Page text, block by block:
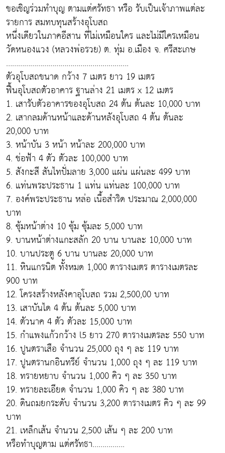
ขอเชิญร่วมทำบุญ ตามแต่ศรัทธา หรือ รับเป็นเจ้าภาพแต่ละ
รายการ สมทบทุนสร้างอุโบสถ
หนึ่งเดียวในภาคอีสาน ที่ไม่เหมือนใคร และไม่มีใครเหมือน
วัดหนองแวง (หลวงพ่อรวย) ต. ทุ่ม อ.เมือง จ. ศรีสะเกษ
…………………………………………………….
ตัวอุโบสถขนาด กว้าง 7 เมตร ยาว 19 เมตร
ฟื้นอุโบสถตัวอาคาร ฐานล่าง 21 เมตร x 12 เมตร
1. เสารับตัวอาคารของอุโบสถ 24 ต้น ต้นละ 10,000 บาท
2. เสากลมด้านหน้าและด้านหลังอุโบสถ 4 ต้น ต้นละ
20,000 บาท
3. หน้าบัน 3 หน้า หน้าละ 200,000 บาท
4. ช่อฟ้า 4 ตัว ตัวละ 100,000 บาท
5. สังกะสี สันไทปั่มลาย 3,000 แผ่น แผ่นละ 499 บาท
6. แท่นพระประธาน 1 แท่น แท่นละ 100,000 บาท
7. องค์พระประธาน หล่อ เนื้อสำริด ประมาณ 2,000,000
บาท
8. ซุ้มหน้าต่าง 10 ซุ้ม ซุ้มละ 5,000 บาท
9. บานหน้าต่างแกะสลัก 20 บาน บานละ 10,000 บาท
10. บานประตู 6 บาน บานละ 20,000 บาท
11. หินแกรนิต ทั้งหมด 1,000 ตารางเมตร ตารางเมตรละ
900 บาท
12. โครงสร้างหลังคาอุโบสถ รวม 2,500,00 บาท
13. เสาบันได 4 ต้น ต้นละ 5,000 บาท
14. ตัวนาค 4 ตัว ตัวละ 15,000 บาท
15. กำแพงแก้วกว้าง l5 ยาว 270 ตารางเมตรละ 550 บาท
16. ปูนตราเสือ จำนวน 25,000 ถุง ๆ ละ 119 บาท
17. ปูนตรานกอินทรีย์ จำนวน 1,000 ถุง ๆ ละ 119 บาท
18. ทรายหยาบ จำนวน 1,000 คิว ๆ ละ 350 บาท
19. ทรายละเอียด จำนวน 1,000 คิว ๆ ละ 380 บาท
20. ดินถมยกระดับ จำนวน 3,200 ตารางเมตร คิว ๆ ละ 99
บาท
21. เหล็กเส้น จำนวน 2,500 เส้น ๆ ละ 200 บาท
หรือทำบุญตาม แต่ศรัทธา…………….